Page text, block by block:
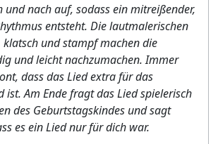
und nach auf, sodass ein mitreißender,
entsteht. Die lautmalerischen
klatsch und stampf machen die
und leicht nachzumachen. Immer
dass das Lied extra für das
ist. Am Ende fragt das Lied spielerisch
des Geburtstagskindes und sagt
es ein Lied nur für dich war.